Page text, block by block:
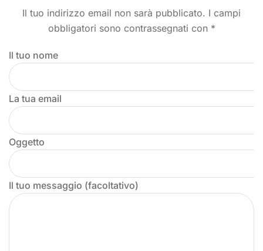
Il tuo indirizzo email non sarà pubblicato. I campi
obbligatori sono contrassegnati con *
Il tuo nome
La tua email
Oggetto
Il tuo messaggio (facoltativo)